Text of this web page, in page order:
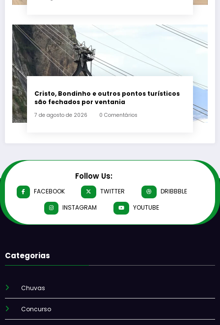
Cristo, Bondinho e outros pontos turísticos
são fechados por ventania
7 de agosto de 2026 0 Comentários
Follow Us:
FACEBOOK TWITTER
DRIBBBLE
INSTAGRAM
YOUTUBE
Categorias
Chuvas
Concurso